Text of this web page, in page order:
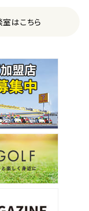
はこちら